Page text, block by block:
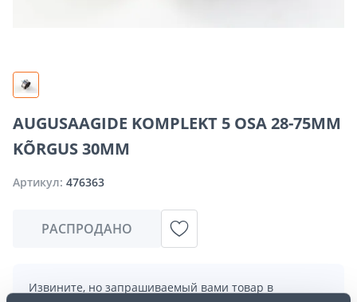
AUGUSAAGIDE KOMPLEKT 5 OSA 28-75MM
KÕRGUS 30MM
Артикул: 476363
РАСПРОДАНО
Извините, но запрашиваемый вами товар в